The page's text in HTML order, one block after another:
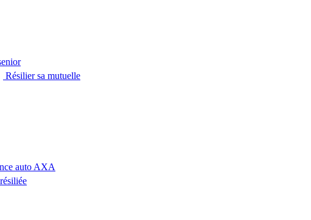
Résilier sa mutuelle
auto AXA